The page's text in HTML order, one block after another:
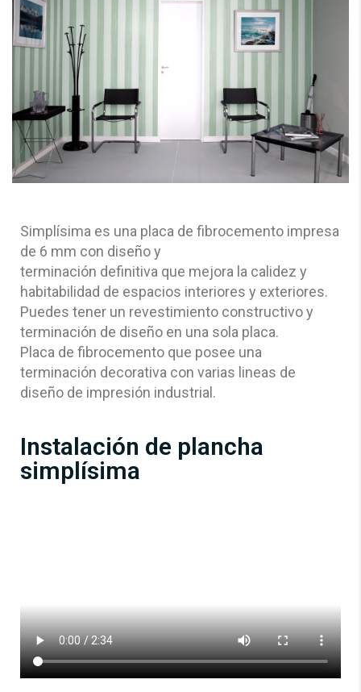
Simplísima es una placa de fibrocemento impresa
de 6 mm con diseño y
terminación definitiva que mejora la calidez y
habitabilidad de espacios interiores y exteriores.
Puedes tener un revestimiento constructivo y
terminación de diseño en una sola placa.
Placa de fibrocemento que posee una
terminación decorativa con varias lineas de
diseño de impresión industrial.
Instalación de plancha
simplísima